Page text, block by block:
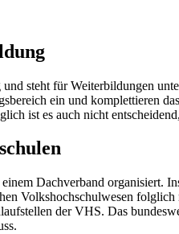
steht für Weiterbildungen
ein und komplettieren
ist es auch nicht
Dachverband organisiert.
Volkshochschulwesen
der VHS. Das